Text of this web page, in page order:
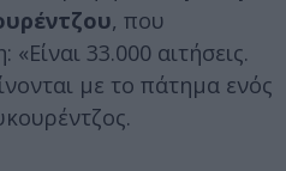
, που
33.000 αιτήσεις.
με το πάτημα ενός